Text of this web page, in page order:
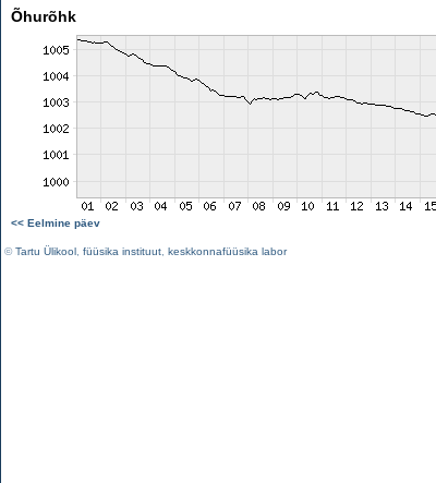
Õhurõhk
<< Eelmine päev
©Tartu Ülikool füüsika instituut keskkonnafüüsika labor